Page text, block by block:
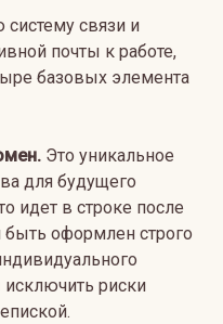
связи и
почты к работе,
базовых элемента
Это уникальное
для будущего
идет в строке после
оформлен строго
исключить риски